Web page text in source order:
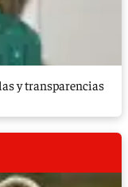
y transparencias